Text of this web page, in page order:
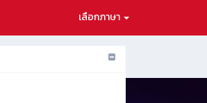
เลือกภาษา